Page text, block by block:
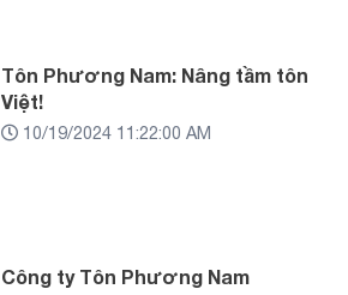
Tôn Phương Nam: Nâng tầm tôn
Việt!
10/19/2024 11:22:00 AM
Công ty Tôn Phương Nam